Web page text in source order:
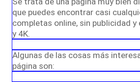
que puedes encontrar casi
completas online, sin publicidad y
y 4K.
Algunas de las cosas más
página son: